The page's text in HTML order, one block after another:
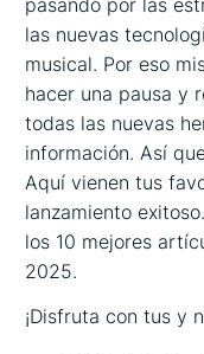
las nuevas
musical. Por eso
hacer una pausa y
todas las nuevas
información. Así
Aquí vienen tus
lanzamiento
los 10 mejores
2025.
¡Disfruta con tus y